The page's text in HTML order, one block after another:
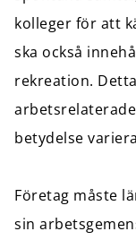
kolleger för att
ska också
rekreation.
betydelse
Företag måste
sin